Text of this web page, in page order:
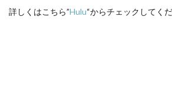
詳しくはこちら”Hulu“からチェックしてくだ